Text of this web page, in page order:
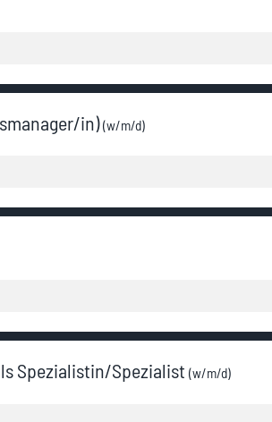
in)(w/m/d)
Spezialistin/Spezialist (w/m/d)